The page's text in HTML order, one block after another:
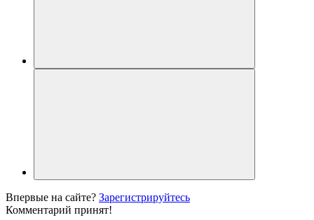
Впервые на сайте? Зарегистрируйтесь
Комментарий принят!